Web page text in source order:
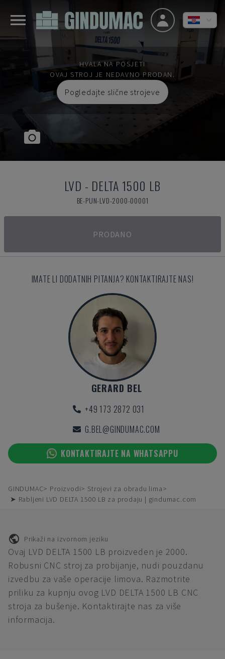
HVALA NA POSJETI
OVAJ STROJ JE NEDAVNO PRODAN.
Pogledajte slične strojeve
LVD - DELTA 1500 LB
BE-PUN-LVD-2000-00001
PRODANO
IMATE LI DODATNIH PITANJA? KONTAKTIRAJTE NAS!
GERARD BEL
+49 173 2872 031
G.BEL@GINDUMAC.COM
KONTAKTIRAJTE NA WHATSAPPU
GINDUMAC Proizvodi
Strojevi za obradu lima
➤ Rabljeni LVD DELTA 1500 LB za prodaju | gindumac.com
Prikaži na izvornom jeziku
Ovaj LVD DELTA 1500 LB proizveden je 2000.
Robusni CNC stroj za probijanje, nudi pouzdanu
izvedbu za vaše operacije limova. Razmotrite
priliku za kupnju ovog LVD DELTA 1500 LB CNC
stroja za bušenje. Kontaktirajte nas za više
informacija.